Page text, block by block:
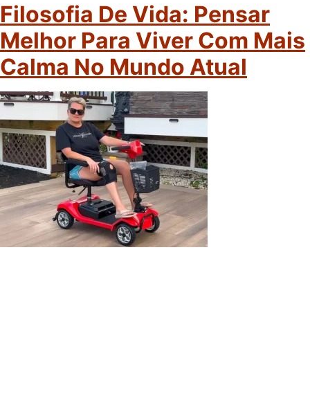
Filosofia De Vida: Pensar
Melhor Para Viver Com Mais
Calma No Mundo Atual